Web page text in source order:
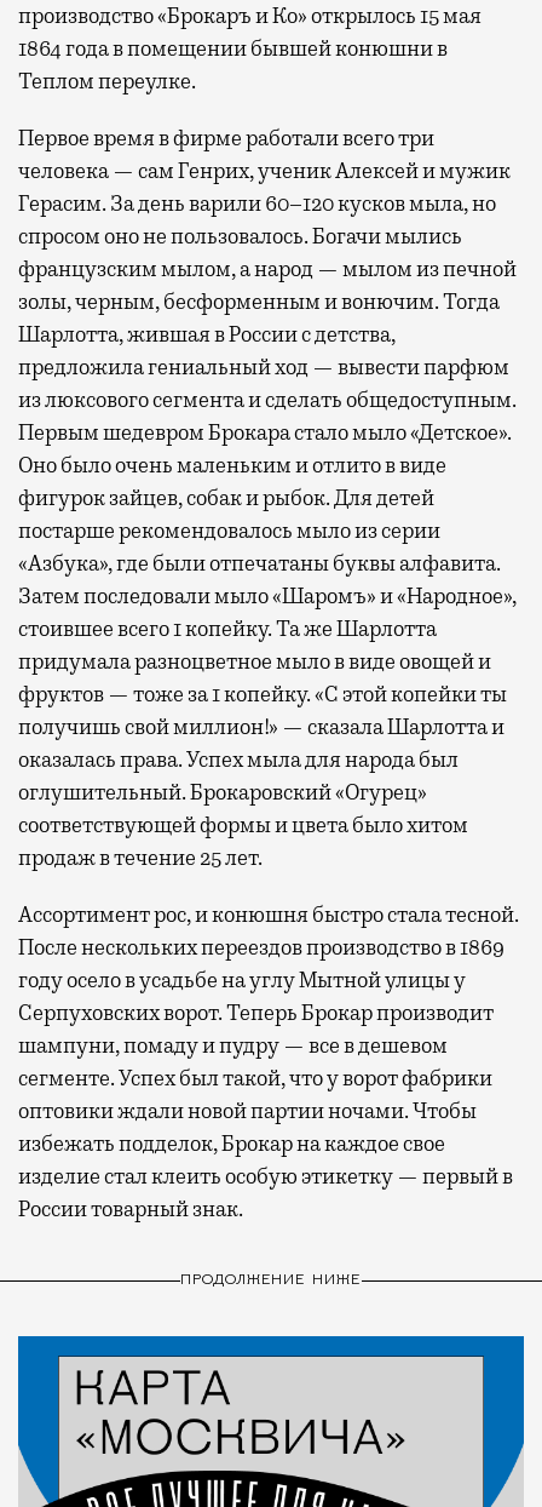
производство «Брокаръ и Ко» открылось 15 мая
1864 года в помещении бывшей конюшни в
Теплом переулке.
Первое время в фирме работали всего три
человека — сам Генрих, ученик Алексей и мужик
Герасим. За день варили 60–120 кусков мыла, но
спросом оно не пользовалось. Богачи мылись
французским мылом, а народ — мылом из печной
золы, черным, бесформенным и вонючим. Тогда
Шарлотта, жившая в России с детства,
предложила гениальный ход — вывести парфюм
из люксового сегмента и сделать общедоступным.
Первым шедевром Брокара стало мыло «Детское».
Оно было очень маленьким и отлито в виде
фигурок зайцев, собак и рыбок. Для детей
постарше рекомендовалось мыло из серии
«Азбука», где были отпечатаны буквы алфавита.
Затем последовали мыло «Шаромъ» и «Народное»,
стоившее всего 1 копейку. Та же Шарлотта
придумала разноцветное мыло в виде овощей и
фруктов — тоже за 1 копейку. «С этой копейки ты
получишь свой миллион!» — сказала Шарлотта и
оказалась права. Успех мыла для народа был
оглушительный. Брокаровский «Огурец»
соответствующей формы и цвета было хитом
продаж в течение 25 лет.
Ассортимент рос, и конюшня быстро стала тесной.
После нескольких переездов производство в 1869
году осело в усадьбе на углу Мытной улицы у
Серпуховских ворот. Теперь Брокар производит
шампуни, помаду и пудру — все в дешевом
сегменте. Успех был такой, что у ворот фабрики
оптовики ждали новой партии ночами. Чтобы
избежать подделок, Брокар на каждое свое
изделие стал клеить особую этикетку — первый в
России товарный знак.
ПРОДОЛЖЕНИЕ НИЖЕ